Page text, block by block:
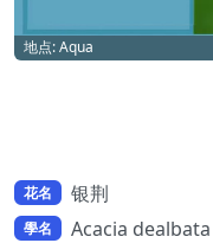
地点: Aqua
花名 银荆
學名 Acacia dealbata